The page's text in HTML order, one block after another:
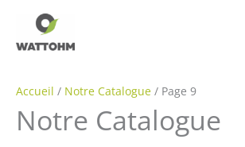
Accueil / Notre Catalogue / Page 9
Notre Catalogue